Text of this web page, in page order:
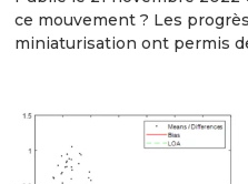
ce mouvement ? Les
miniaturisation ont permis